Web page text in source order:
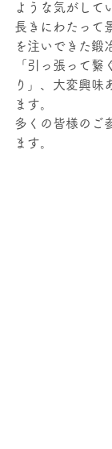
ような気がして
長きにわたって
を注いできた鍛
「引っ張って繋
り」、大変興味
ます。
多くの皆様のご
ます。